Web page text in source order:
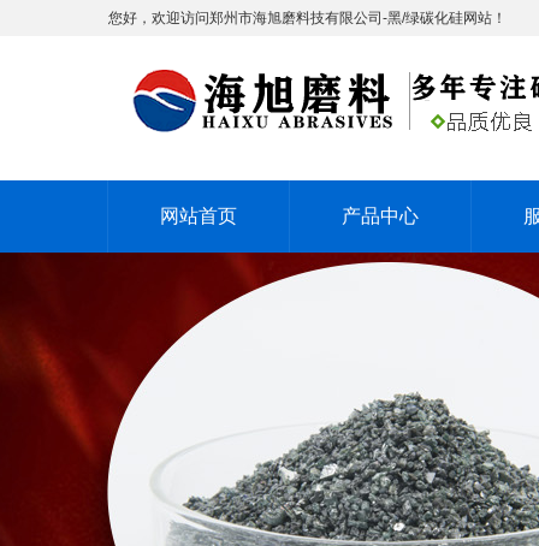
您好，欢迎访问郑州市海旭磨料技有限公司-黑/绿碳化硅网站！
网站首页 产品中心